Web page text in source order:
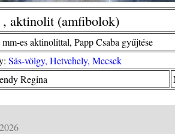
aktinolit (amfibolok)
es aktinolittal, Papp Csaba gyűjtése
Sás-völgy, Hetvehely, Mecsek
Regina